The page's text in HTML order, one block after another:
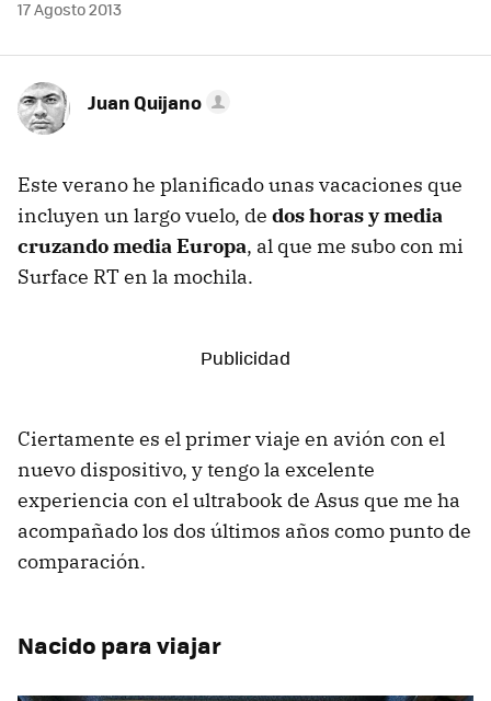
17 Agosto 2013
Juan Quijano
Este verano he planificado unas vacaciones que
incluyen un largo vuelo, de dos horas y media
cruzando media Europa, al que me subo con mi
Surface RT en la mochila.
Ciertamente es el primer viaje en avión con el
nuevo dispositivo, y tengo la excelente
experiencia con el ultrabook de Asus que me ha
acompañado los dos últimos años como punto de
comparación.
Nacido para viajar